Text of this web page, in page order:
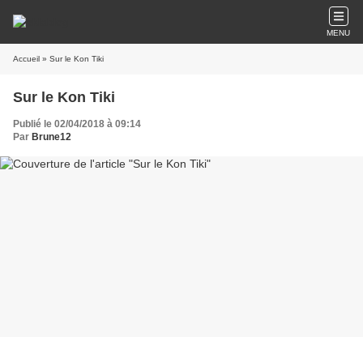
MENU
Accueil » Sur le Kon Tiki
Sur le Kon Tiki
Publié le 02/04/2018 à 09:14
Par Brune12